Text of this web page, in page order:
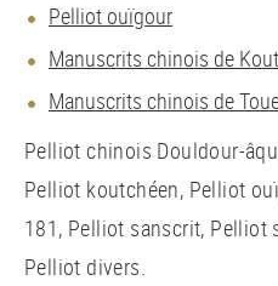
Pelliot ouïgour
Manuscrits chinois de
Manuscrits chinois de
Pelliot chinois Douldour-
Pelliot koutchéen, Pelliot
181, Pelliot sanscrit, Pelliot
Pelliot divers.